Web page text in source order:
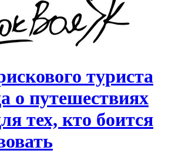
туриста
о путешествиях
тех, кто боится